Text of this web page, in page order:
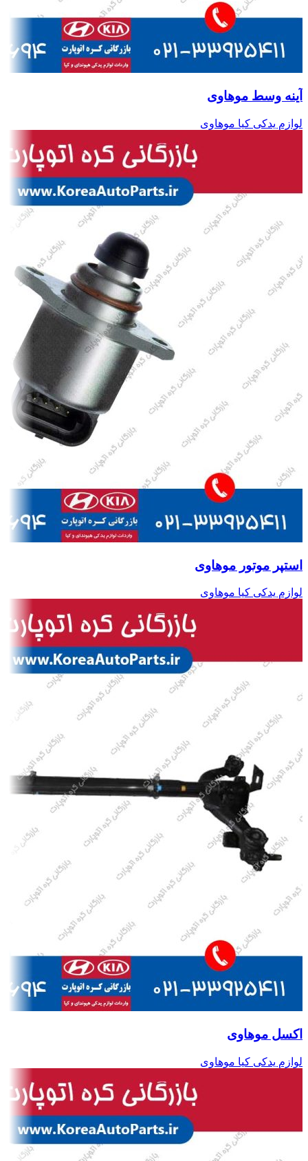
آینه وسط موهاوی
لوازم یدکی کیا موهاوی
استپر موتور موهاوی
لوازم یدکی کیا موهاوی
اکسل موهاوی
لوازم یدکی کیا موهاوی